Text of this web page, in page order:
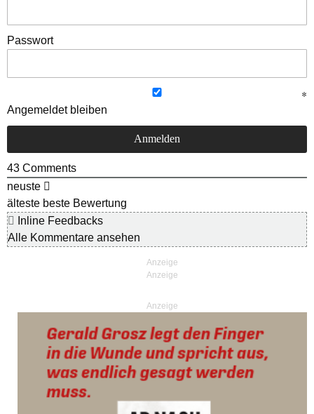
Passwort
Angemeldet bleiben
43 Comments
neuste
älteste beste Bewertung
Inline Feedbacks
Alle Kommentare ansehen
Anzeige